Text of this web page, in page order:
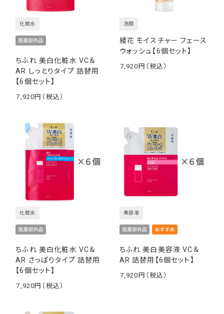
ちふれ 美白化粧水 VC＆
AR しっとりタイプ 詰替用
【6個セット】
化粧水
7,920
綾花 モイスチャー フェース
ウォッシュ【6個セット】
洗顔
7,920
ちふれ 美白化粧水 VC＆
AR さっぱりタイプ 詰替用
【6個セット】
化粧水
7,920
ちふれ 美白美容液 VC＆
AR 詰替用【6個セット】
美容液
7,920